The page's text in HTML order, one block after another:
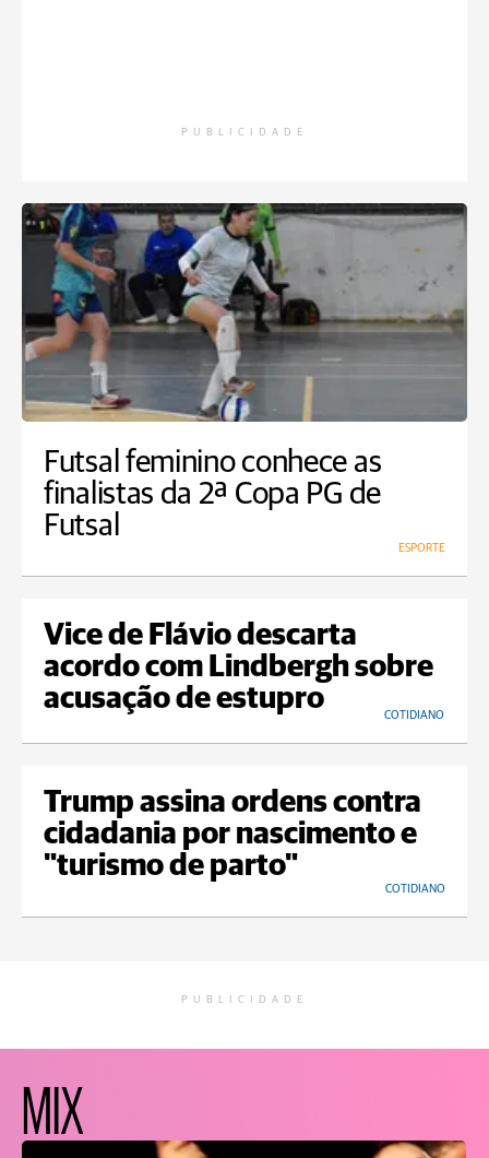
PUBLICIDADE
Futsal feminino conhece as
finalistas da 2ª Copa PG de
Futsal
ESPORTE
Vice de Flávio descarta
acordo com Lindbergh sobre
acusação de estupro
COTIDIANO
Trump assina ordens contra
cidadania por nascimento e
"turismo de parto"
COTIDIANO
PUBLICIDADE
MIX